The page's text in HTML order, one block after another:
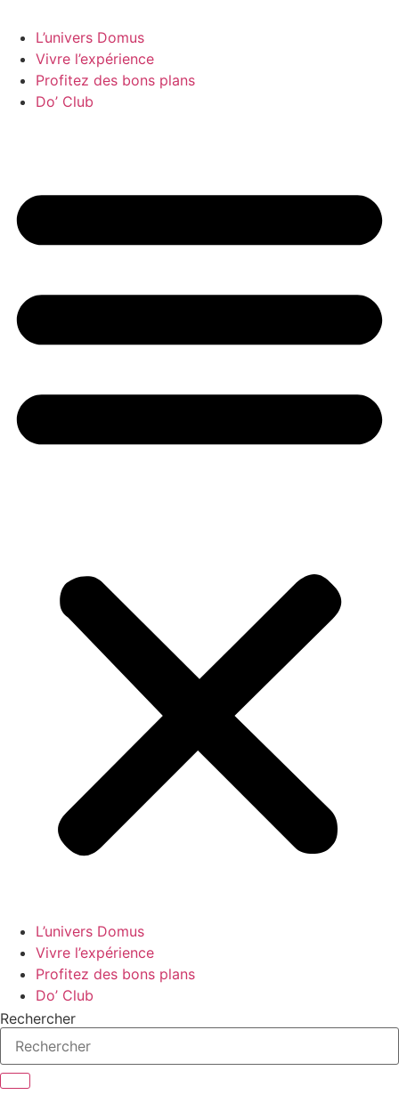
L’univers Domus
Vivre l’expérience
Profitez des bons plans
Do’ Club
L’univers Domus
Vivre l’expérience
Profitez des bons plans
Do’ Club
Rechercher